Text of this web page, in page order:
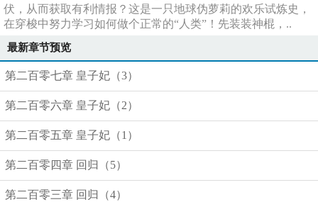
伏，从而获取有利情报？这是一只地球伪萝莉的欢乐试炼史，
在穿梭中努力学习如何做个正常的“人类”！先装装神棍，..
最新章节预览
第二百零七章 皇子妃（3）
第二百零六章 皇子妃（2）
第二百零五章 皇子妃（1）
第二百零四章 回归（5）
第二百零三章 回归（4）